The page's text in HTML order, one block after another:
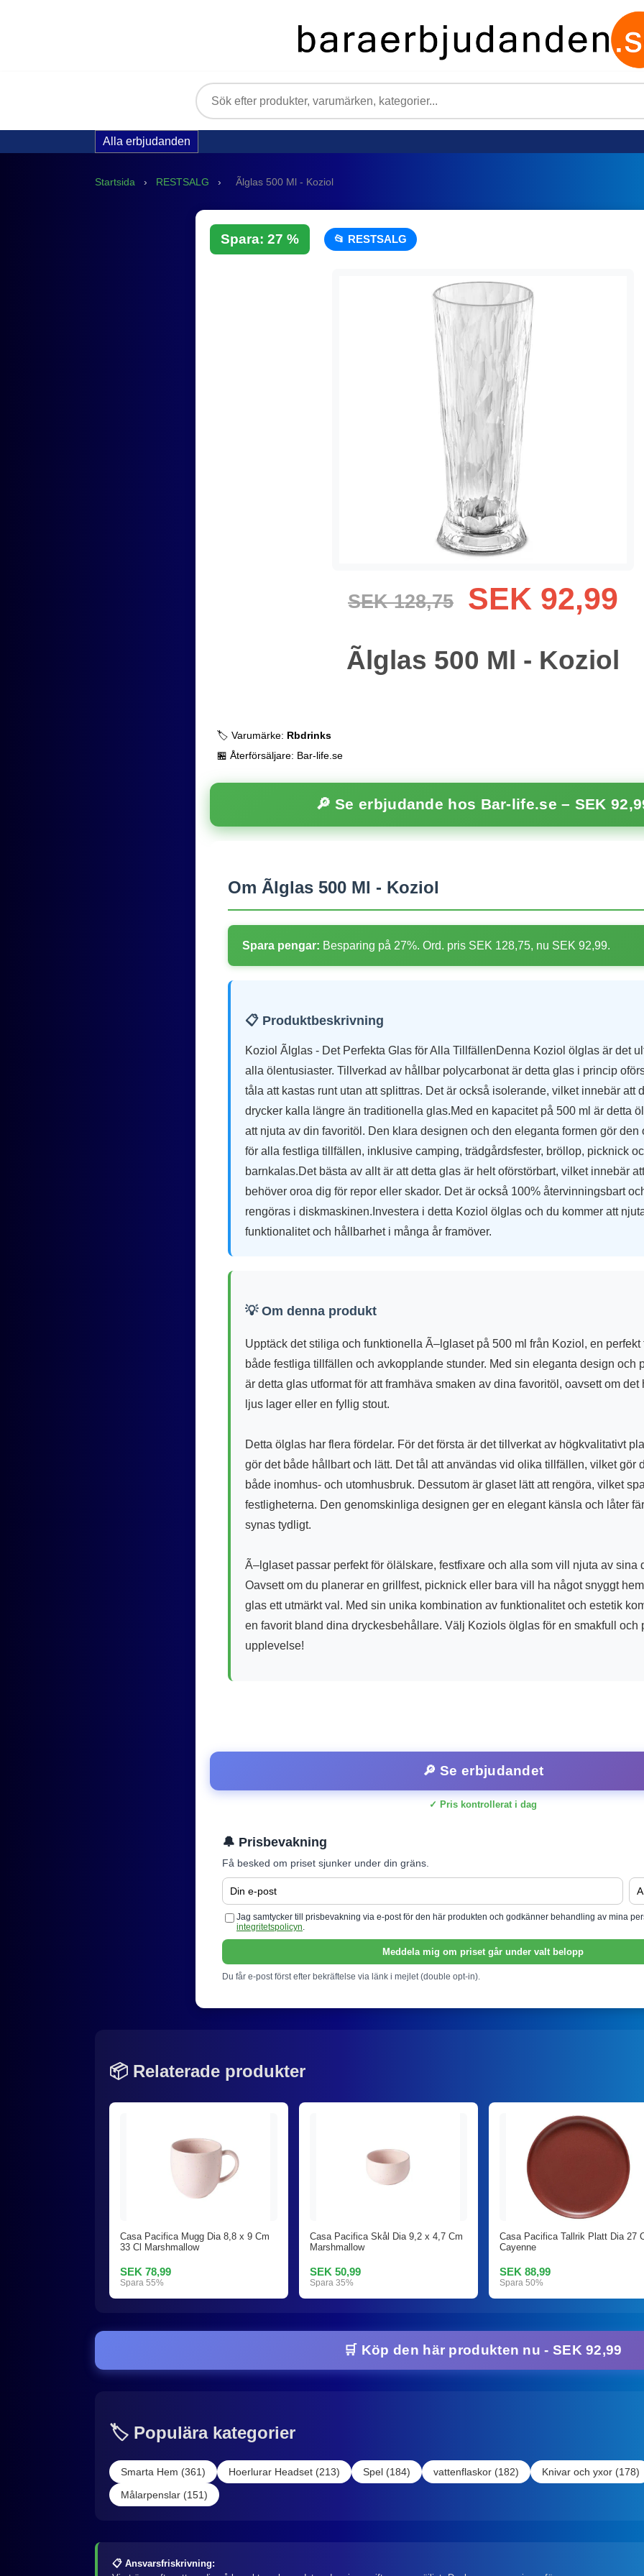
Alla erbjudanden
Startsida › RESTSALG › Ãlglas 500 Ml - Koziol
Spara: 27 % 📂 RESTSALG
SEK 128,75 SEK 92,99
Ãlglas 500 Ml - Koziol
🏷️ Varumärke: Rbdrinks
🏪 Återförsäljare: Bar-life.se
🔎 Se erbjudande hos Bar-life.se – SEK
Om Ãlglas 500 Ml - Koziol
Spara pengar: Besparing på 27%. Ord. pris SEK 128,75, nu SEK 92,99.
📋 Produktbeskrivning
Koziol Ãlglas - Det Perfekta Glas för Alla TillfällenDenna Koziol ölglas är det
alla ölentusiaster. Tillverkad av hållbar polycarbonat är detta glas i princip
tåla att kastas runt utan att splittras. Det är också isolerande, vilket innebär att
drycker kalla längre än traditionella glas.Med en kapacitet på 500 ml är detta
att njuta av din favoritöl. Den klara designen och den eleganta formen gör den
för alla festliga tillfällen, inklusive camping, trädgårdsfester, bröllop, picknick
barnkalas.Det bästa av allt är att detta glas är helt oförstörbart, vilket innebär
behöver oroa dig för repor eller skador. Det är också 100% återvinningsbart
rengöras i diskmaskinen.Investera i detta Koziol ölglas och du kommer att
funktionalitet och hållbarhet i många år framöver.
💡 Om denna produkt
Upptäck det stiliga och funktionella Ã–lglaset på 500 ml från Koziol, en
både festliga tillfällen och avkopplande stunder. Med sin eleganta design och
är detta glas utformat för att framhäva smaken av dina favoritöl, oavsett om det
ljus lager eller en fyllig stout.
Detta ölglas har flera fördelar. För det första är det tillverkat av högkvalitativt
gör det både hållbart och lätt. Det tål att användas vid olika tillfällen, vilket gör
både inomhus- och utomhusbruk. Dessutom är glaset lätt att rengöra, vilket
festligheterna. Den genomskinliga designen ger en elegant känsla och låter
synas tydligt.
Ã–lglaset passar perfekt för ölälskare, festfixare och alla som vill njuta av sina
Oavsett om du planerar en grillfest, picknick eller bara vill ha något snyggt
glas ett utmärkt val. Med sin unika kombination av funktionalitet och estetik
en favorit bland dina dryckesbehållare. Välj Koziols ölglas för en smakfull och
upplevelse!
🔎 Se erbjudandet
✓ Pris kontrollerat i dag
🔔 Prisbevakning
Få besked om priset sjunker under din gräns.
Jag samtycker till prisbevakning via e-post för den här produkten och godkänner behandling av mina
integritetspolicyn.
Meddela mig om priset går under valt belopp
Du får e-post först efter bekräftelse via länk i mejlet (double opt-in).
📦 Relaterade produkter
Casa Pacifica Mugg Dia 8,8 x 9 Cm
33 Cl Marshmallow
SEK 78,99
Spara 55%
Casa Pacifica Skål Dia 9,2 x 4,7 Cm
Marshmallow
SEK 50,99
Spara 35%
Casa Pacifica Tallrik Platt Dia 27
Cayenne
SEK 88,99
Spara 50%
🛒 Köp den här produkten nu - SEK 92,99
🏷️ Populära kategorier
Smarta Hem (361) Hoerlurar Headset (213) Spel (184) vattenflaskor (182)
Knivar och yxor (178)
Målarpenslar (151)
📋 Ansvarsfriskrivning: